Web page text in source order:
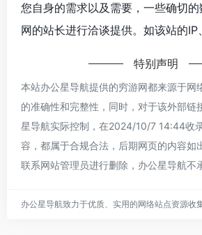
您自身的需求以及需要，一些确切
网的站长进行洽谈提供。如该站的IP
特别声明
本站办公星导航提供的穷游网都来源于网
的准确性和完整性，同时，对于该外部链
星导航实际控制，在2024/10/7 14:44收
容，都属于合规合法，后期网页的内容如
联系网站管理员进行删除，办公星导航不
办公星导航致力于优质、实用的网络站点资源收